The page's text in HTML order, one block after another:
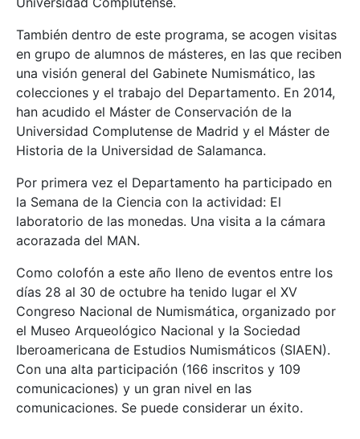
También dentro de este programa, se acogen visitas
en grupo de alumnos de másteres, en las que reciben
una visión general del Gabinete Numismático, las
colecciones y el trabajo del Departamento. En 2014,
han acudido el Máster de Conservación de la
Universidad Complutense de Madrid y el Máster de
Historia de la Universidad de Salamanca.
Por primera vez el Departamento ha participado en
la Semana de la Ciencia con la actividad: El
laboratorio de las monedas. Una visita a la cámara
acorazada del MAN.
Como colofón a este año lleno de eventos entre los
días 28 al 30 de octubre ha tenido lugar el XV
Congreso Nacional de Numismática, organizado por
el Museo Arqueológico Nacional y la Sociedad
Iberoamericana de Estudios Numismáticos (SIAEN).
Con una alta participación (166 inscritos y 109
comunicaciones) y un gran nivel en las
comunicaciones. Se puede considerar un éxito.